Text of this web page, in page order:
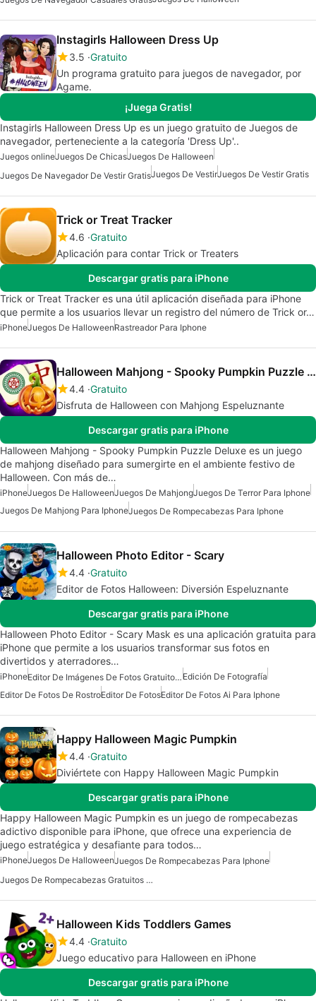
Instagirls Halloween Dress Up
3.5 Gratuito
Un programa gratuito para juegos de navegador, por
Agame.
¡Juega Gratis!
Instagirls Halloween Dress Up es un juego gratuito de Juegos de
navegador, perteneciente a la categoría 'Dress Up'..
Juegos onlineJuegos De ChicasJuegos De Halloween
Juegos De Navegador De Vestir GratisJuegos De VestirJuegos De Vestir Gratis
Trick or Treat Tracker
4.6 Gratuito
Aplicación para contar Trick or Treaters
Descargar gratis para iPhone
Trick or Treat Tracker es una útil aplicación diseñada para iPhone
que permite a los usuarios llevar un registro del número de Trick or…
iPhoneJuegos De HalloweenRastreador Para Iphone
Halloween Mahjong - Spooky Pumpkin Puzzle Deluxe
4.4 Gratuito
Disfruta de Halloween con Mahjong Espeluznante
Descargar gratis para iPhone
Halloween Mahjong - Spooky Pumpkin Puzzle Deluxe es un juego
de mahjong diseñado para sumergirte en el ambiente festivo de
Halloween. Con más de…
iPhoneJuegos De HalloweenJuegos De MahjongJuegos De Terror Para Iphone
Juegos De Mahjong Para IphoneJuegos De Rompecabezas Para Iphone
Halloween Photo Editor - Scary
4.4 Gratuito
Editor de Fotos Halloween: Diversión Espeluznante
Descargar gratis para iPhone
Halloween Photo Editor - Scary Mask es una aplicación gratuita para
iPhone que permite a los usuarios transformar sus fotos en
divertidos y aterradores…
iPhone Editor De Imágenes De Fotos Gratuito Para IPhone Edición De Fotografía
Editor De Fotos De RostroEditor De FotosEditor De Fotos Ai Para Iphone
Happy Halloween Magic Pumpkin
4.4 Gratuito
Diviértete con Happy Halloween Magic Pumpkin
Descargar gratis para iPhone
Happy Halloween Magic Pumpkin es un juego de rompecabezas
adictivo disponible para iPhone, que ofrece una experiencia de
juego estratégica y desafiante para todos…
iPhoneJuegos De HalloweenJuegos De Rompecabezas Para Iphone
Juegos De Rompecabezas Gratuitos Para Iphone
Halloween Kids Toddlers Games
4.4 Gratuito
Juego educativo para Halloween en iPhone
Descargar gratis para iPhone